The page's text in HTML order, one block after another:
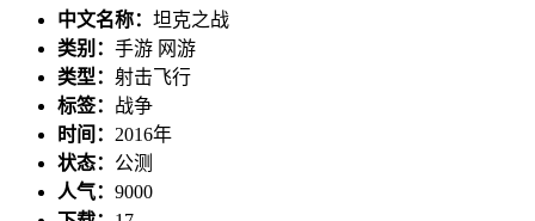
中文名称： 坦克之战
类别： 手游 网游
类型： 射击飞行
标签： 战争
时间： 2016年
状态： 公测
人气： 9000